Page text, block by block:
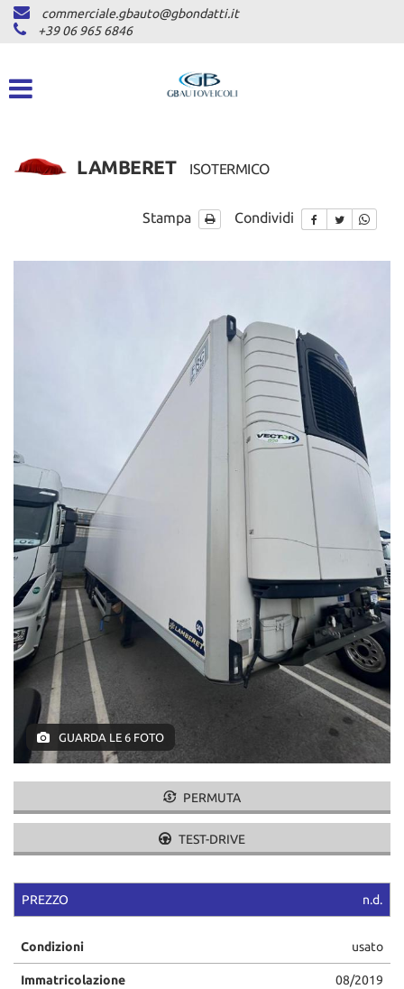
HOME
CHI SIAMO
AUTOVETTURE
CONTATTI
GB TRAILER
NUOVI
USATI
AREA COMMERCIANTI
commerciale.gbauto@gbondatti.it
+39 06 965 6846
LAMBERET ISOTERMICO
Stampa Condividi
GUARDA LE 6 FOTO
PERMUTA
TEST-DRIVE
PREZZO n.d.
Condizioni usato
Immatricolazione 08/2019